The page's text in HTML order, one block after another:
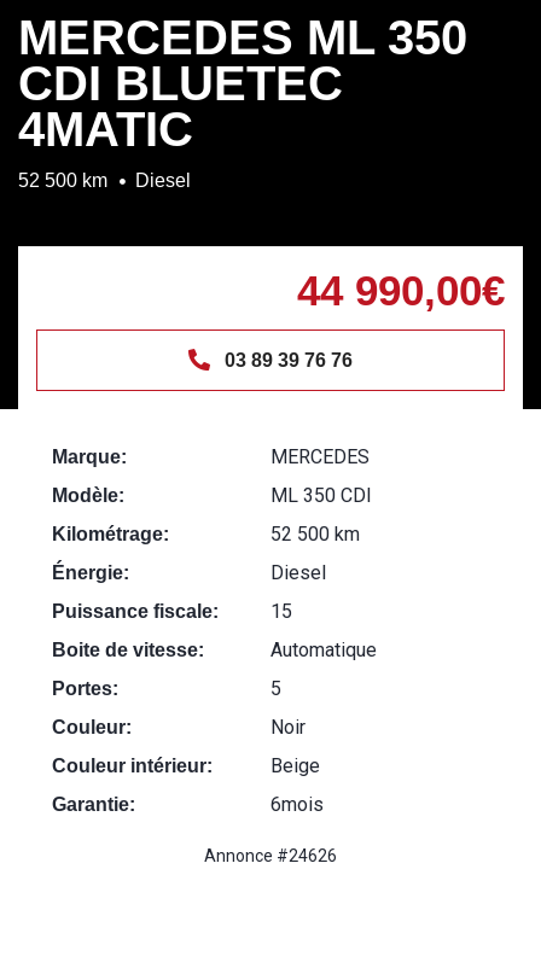
MERCEDES ML 350
CDI BLUETEC
4MATIC
52 500 km Diesel
44 990,00€
03 89 39 76 76
Marque: MERCEDES
Modèle: ML 350 CDI
Kilométrage: 52 500 km
Énergie: Diesel
Puissance fiscale: 15
Boite de vitesse: Automatique
Portes: 5
Couleur: Noir
Couleur intérieur: Beige
Garantie: 6mois
Annonce #24626